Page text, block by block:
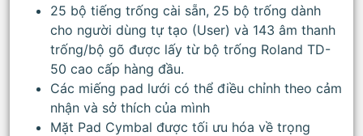
25 bộ tiếng trống cài sẵn, 25 bộ trống dành
cho người dùng tự tạo (User) và 143 âm thanh
trống/bộ gõ được lấy từ bộ trống Roland TD-
50 cao cấp hàng đầu.
Các miếng pad lưới có thể điều chỉnh theo cảm
nhận và sở thích của mình
Mặt Pad Cymbal được tối ưu hóa về trọng